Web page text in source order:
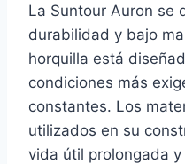
La Suntour Auron se
durabilidad y bajo
horquilla está
condiciones más
constantes. Los
utilizados en su
vida útil prolongada